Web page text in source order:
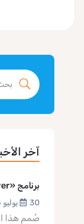
آخر
برنامج «HorsePower» لكبار السن
30 يوليو 2026
صُمم هذا